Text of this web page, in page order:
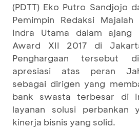
(PDTT) Eko Putro Sandjojo
Pemimpin Redaksi
Indra Utama dalam ajang
Award XII 2017 di
Penghargaan tersebut
apresiasi atas peran
sebagai dirigen yang
bank swasta terbesar di
layanan solusi perbankan
kinerja bisnis yang solid.